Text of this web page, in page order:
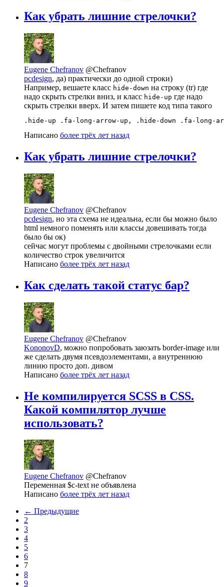
Как убрать лишние стрелочки?
Eugene Chefranov @Chefranov
pcdesign, да) практически до одной строки)
Например, вешаете класс hide-down на строку (tr) где
надо скрыть стрелки вниз, и класс hide-up где надо
скрыть стрелки вверх. И затем пишете код типа такого
.hide-up .fa-long-arrow-up, .hide-down .fa-long-
Написано более трёх лет назад
Как убрать лишние стрелочки?
Eugene Chefranov @Chefranov
pcdesign, но эта схема не идеальна, если бы можно было
html немного поменять или классы довешивать тогда
было бы ок)
сейчас могут проблемы с двойными стрелочками если
количество строк увеличится
Написано более трёх лет назад
Как сделать такой статус бар?
Eugene Chefranov @Chefranov
KononovD, можно попробовать заюзать border-image или
же сделать двумя псевдоэлементами, а внутреннюю
линию просто доп. дивом
Написано более трёх лет назад
Не компилируется SCSS в CSS.
Какой компилятор лучше
использовать?
Eugene Chefranov @Chefranov
Переменная $c-text не объявлена
Написано более трёх лет назад
← Предыдущие
2
3
4
5
6
7
8
9